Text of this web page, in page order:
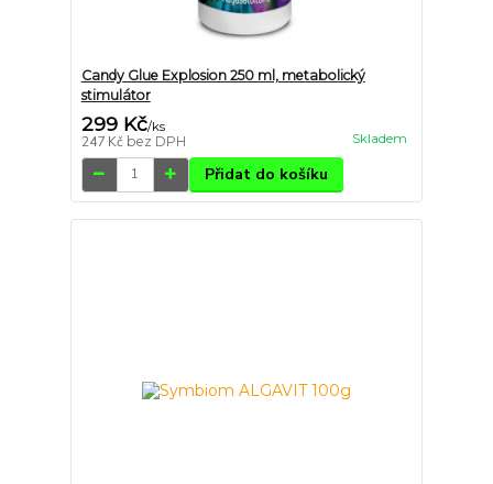
Candy Glue Explosion 250 ml, metabolický
stimulátor
299 Kč/ks
247 Kč bez DPH Skladem
Přidat do košíku